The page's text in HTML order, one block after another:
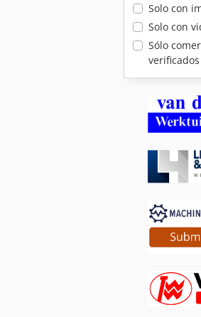
Solo con
Solo con
Sólo
verificados